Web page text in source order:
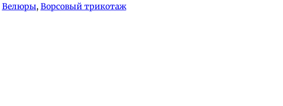
Велюры, Ворсовый трикотаж